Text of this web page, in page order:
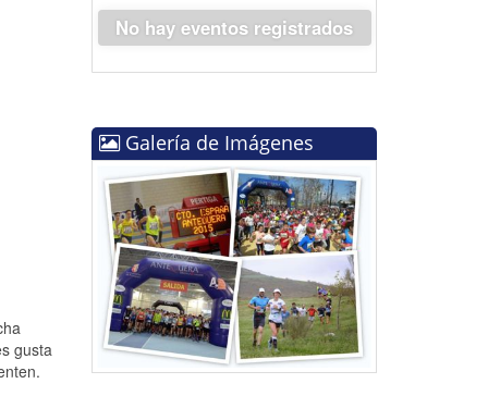
gusta
No hay eventos registrados
Galería de Imágenes